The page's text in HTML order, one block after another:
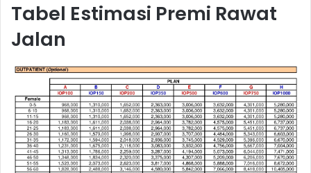
Tabel Estimasi Premi Rawat
Jalan